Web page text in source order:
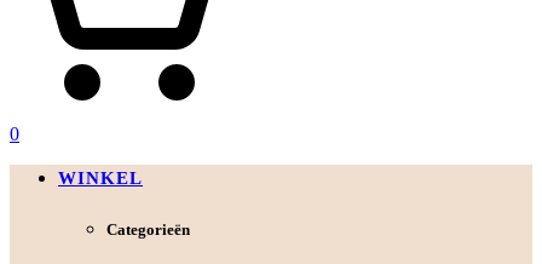
0
WINKEL
Categorieën